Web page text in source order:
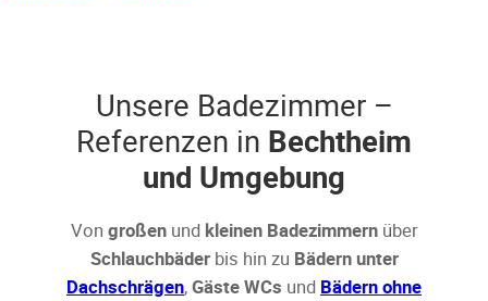
Unsere Badezimmer –
Referenzen in Bechtheim
und Umgebung
Von großenund kleinen Badezimmernüber
Schlauchbäderbis hin zu Bädern unter
Dachschrägen,Gäste WCs und Bädern ohne